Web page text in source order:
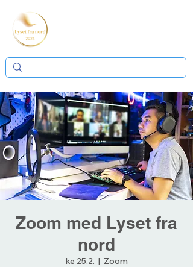
Zoom med Lyset fra
nord
ke 25.2.
  |
Zoom